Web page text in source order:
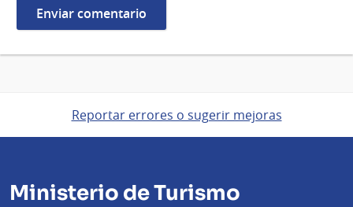
Reportar errores o sugerir mejoras
Ministerio de Turismo